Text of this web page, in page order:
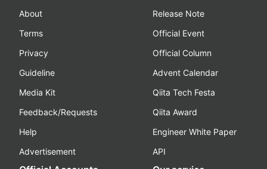
About
Terms
Privacy
Guideline
Media Kit
Feedback/Requests
Help
Advertisement
Release Note
Official Event
Official Column
Advent Calendar
Qiita Tech Festa
Qiita Award
Engineer White Paper
API